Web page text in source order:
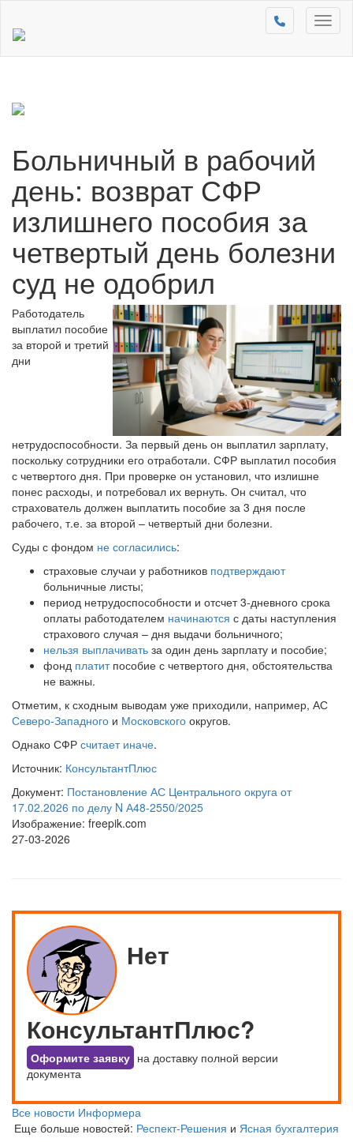
Больничный в рабочий
день: возврат СФР
излишнего пособия за
четвертый день болезни
суд не одобрил
Работодатель
выплатил пособие
за второй и третий
дни
нетрудоспособности. За первый день он выплатил зарплату,
поскольку сотрудники его отработали. СФР выплатил пособия
с четвертого дня. При проверке он установил, что излишне
понес расходы, и потребовал их вернуть. Он считал, что
страхователь должен выплатить пособие за 3 дня после
рабочего, т.е. за второй – четвертый дни болезни.
Суды с фондом не согласились:
страховые случаи у работников подтверждают
больничные листы;
период нетрудоспособности и отсчет 3-дневного срока
оплаты работодателем начинаются с даты наступления
страхового случая – дня выдачи больничного;
нельзя выплачивать за один день зарплату и пособие;
фонд платитпособие с четвертого дня, обстоятельства
не важны.
Отметим, к сходным выводам уже приходили, например, АС
Северо-Западного и Московского округов.
Однако СФР считает иначе.
Источник: КонсультантПлюс
Документ: Постановление АС Центрального округа от
17.02.2026 по делу N А48-2550/2025
Изображение: freepik.com
27-03-2026
Нет
КонсультантПлюс?
Оформите заявку на доставку полной версии
документа
Все новости Информера
Еще больше новостей: Респект-Решения и Ясная бухгалтерия